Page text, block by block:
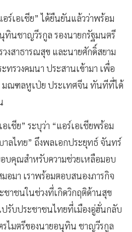
อร์เอเชีย” ได้ยืนยันแล้วว่าพร้อม
ทินชาญวีรกูล รองนายกรัฐมนตรี
วงสาธารณสุข และนายศักดิ์สยาม
ทรวงคมนา ประสานเข้ามา เพื่อ
มณฑลหูเป่ย ประเทศจีน ทันทีที่ได้
เชีย” ระบุว่า “แอร์เอเชียพร้อม
ลไทย” ถึงพลเอกประยุทธ์ จันทร์
บคุณสำหรับความช่วยเหลือมอบ
อมา เราพร้อมตอบสนองภารกิจ
ชาชนในช่วงที่เกิดวิกฤติด้านสุข
ปรับประชาชนไทยที่เมืองอู่ฮั่นกลับ
รไมตรีของนายอนุทิน ชาญวีรกูล